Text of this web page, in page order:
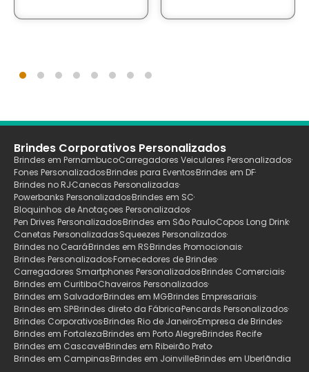
Brindes Corporativos Personalizados
Brindes em PernambucoCarregadores Veiculares Personalizados
Fones PersonalizadosBrindes para EventosBrindes em DF
Brindes no RJCanecas Personalizadas
Powerbanks PersonalizadosBrindes em SC
Bloquinhos de Anotaçoes Personalizados
Pen Drives PersonalizadosBrindes em São PauloCopos Long Drink
Canetas PersonalizadasSqueezes Personalizados
Brindes no CearáBrindes em RSBrindes Promocionais
Brindes PersonalizadosFornecedores de Brindes
Carregadores Smartphones PersonalizadosBrindes Comerciais
Brindes em CuritibaChaveiros Personalizados
Brindes em SalvadorBrindes em MGBrindes Empresariais
Brindes em SPBrindes direto da FábricaPencards Personalizados
Brindes CorporativosBrindes Rio de JaneiroEmpresa de Brindes
Brindes em FortalezaBrindes em Porto AlegreBrindes Recife
Brindes em CascavelBrindes em Ribeirão Preto
Brindes em CampinasBrindes em JoinvilleBrindes em Uberlãndia